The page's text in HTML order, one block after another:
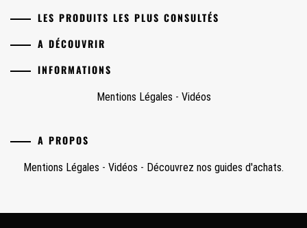
LES PRODUITS LES PLUS CONSULTÉS
A DÉCOUVRIR
INFORMATIONS
Mentions Légales - Vidéos
A PROPOS
Mentions Légales - Vidéos - Découvrez nos guides d'achats.